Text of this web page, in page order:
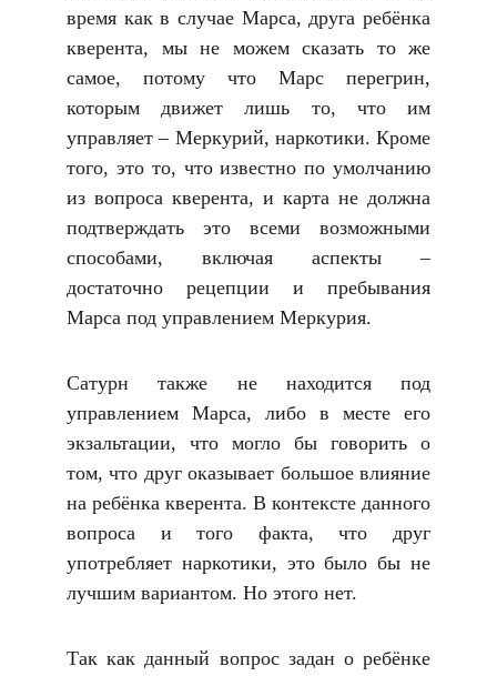
время как в случае Марса, друга ребёнка
кверента, мы не можем сказать то же
самое, потому что Марс перегрин,
которым движет лишь то, что им
управляет – Меркурий, наркотики. Кроме
того, это то, что известно по умолчанию
из вопроса кверента, и карта не должна
подтверждать это всеми возможными
способами, включая аспекты –
достаточно рецепции и пребывания
Марса под управлением Меркурия.
Сатурн также не находится под
управлением Марса, либо в месте его
экзальтации, что могло бы говорить о
том, что друг оказывает большое влияние
на ребёнка кверента. В контексте данного
вопроса и того факта, что друг
употребляет наркотики, это было бы не
лучшим вариантом. Но этого нет.
Так как данный вопрос задан о ребёнке